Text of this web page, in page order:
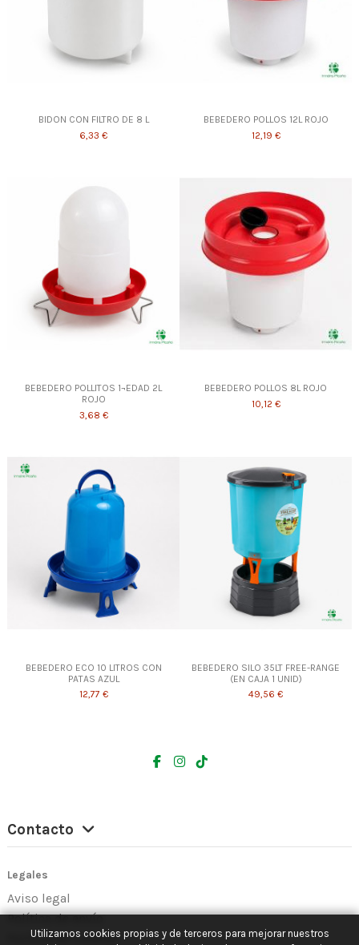
BIDON CON FILTRO DE 8 L
6,33 €
BEBEDERO POLLOS 12L ROJO
12,19 €
BEBEDERO POLLITOS 1¬EDAD 2L
ROJO
3,68 €
BEBEDERO POLLOS 8L ROJO
10,12 €
BEBEDERO ECO 10 LITROS CON
PATAS AZUL
12,77 €
BEBEDERO SILO 35LT FREE-RANGE
(EN CAJA 1 UNID)
49,56 €
Contacto
Legales
Aviso legal
Política de envío
Política de Cookies
Utilizamos cookies propias y de terceros para mejorar nuestros